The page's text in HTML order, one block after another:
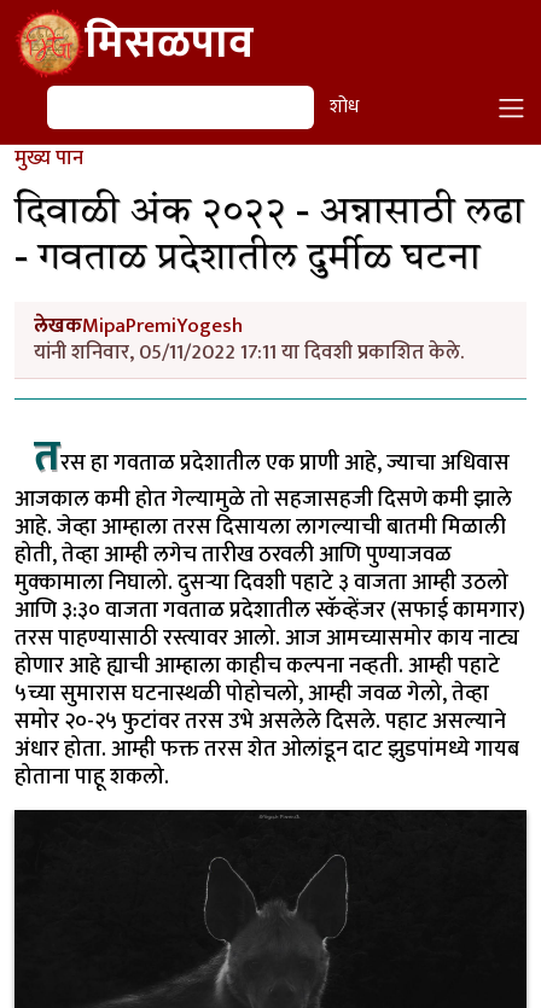
Skip to main contentमिसळपाव
शोध शोध
मुख्य पान
दिवाळी अंक २०२२ - अन्नासाठी लढा
- गवताळ प्रदेशातील दुर्मीळ घटना
लेखकMipaPremiYogesh
यांनी शनिवार, 05/11/2022 17:11 या दिवशी प्रकाशित केले.
तरस हा गवताळ प्रदेशातील एक प्राणी आहे, ज्याचा अधिवास
आजकाल कमी होत गेल्यामुळे तो सहजासहजी दिसणे कमी झाले
आहे. जेव्हा आम्हाला तरस दिसायला लागल्याची बातमी मिळाली
होती, तेव्हा आम्ही लगेच तारीख ठरवली आणि पुण्याजवळ
मुक्कामाला निघालो. दुसऱ्या दिवशी पहाटे ३ वाजता आम्ही उठलो
आणि ३:३० वाजता गवताळ प्रदेशातील स्कॅव्हेंजर (सफाई कामगार)
तरस पाहण्यासाठी रस्त्यावर आलो. आज आमच्यासमोर काय नाट्य
होणार आहे ह्याची आम्हाला काहीच कल्पना नव्हती. आम्ही पहाटे
५च्या सुमारास घटनास्थळी पोहोचलो, आम्ही जवळ गेलो, तेव्हा
समोर २०-२५ फुटांवर तरस उभे असलेले दिसले. पहाट असल्याने
अंधार होता. आम्ही फक्त तरस शेत ओलांडून दाट झुडपांमध्ये गायब
होताना पाहू शकलो.